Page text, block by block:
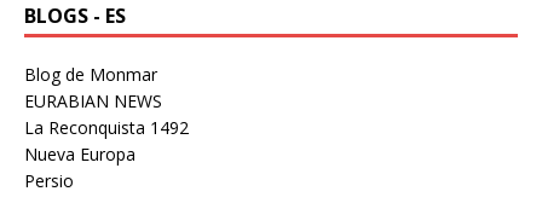
BLOGS - ES
Blog de Monmar
EURABIAN NEWS
La Reconquista 1492
Nueva Europa
Persio